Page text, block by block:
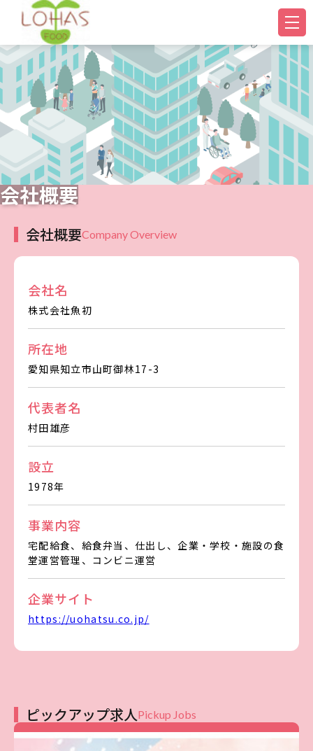
会社概要
会社概要Company Overview
会社名
株式会社魚初
所在地
愛知県知立市山町御林17-3
代表者名
村田雄彦
設立
1978年
事業内容
宅配給食、給食弁当、仕出し、企業・学校・施設の食
堂運営管理、コンビニ運営
企業サイト
https://uohatsu.co.jp/
ピックアップ求人Pickup Jobs